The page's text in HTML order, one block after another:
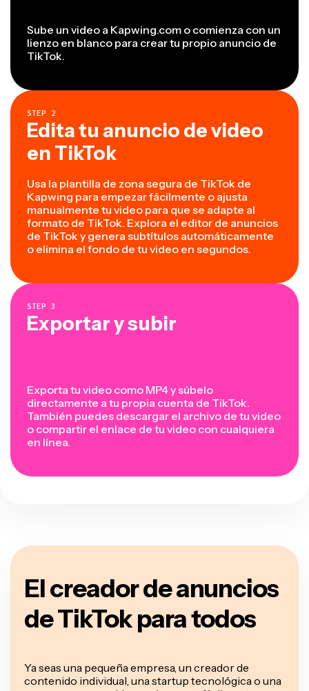
Sube un video a Kapwing.com o comienza con un
lienzo en blanco para crear tu propio anuncio de
TikTok.
STEP 2
Edita tu anuncio de video
en TikTok
Usa la plantilla de zona segura de TikTok de
Kapwing para empezar fácilmente o ajusta
manualmente tu video para que se adapte al
formato de TikTok. Explora el editor de anuncios
de TikTok y genera subtítulos automáticamente
o elimina el fondo de tu video en segundos.
STEP 3
Exportar y subir
Exporta tu video como MP4 y súbelo
directamente a tu propia cuenta de TikTok.
También puedes descargar el archivo de tu video
o compartir el enlace de tu video con cualquiera
en línea.
El creador de anuncios
de TikTok para todos
Ya seas una pequeña empresa, un creador de
contenido individual, una startup tecnológica o una